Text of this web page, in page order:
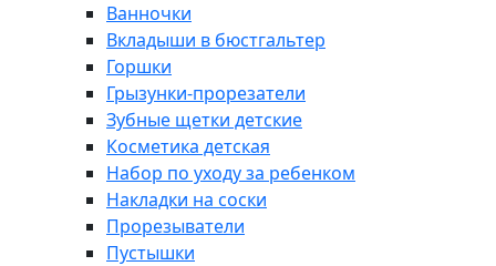
Ванночки
Вкладыши в бюстгальтер
Горшки
Грызунки-прорезатели
Зубные щетки детские
Косметика детская
Набор по уходу за ребенком
Накладки на соски
Прорезыватели
Пустышки